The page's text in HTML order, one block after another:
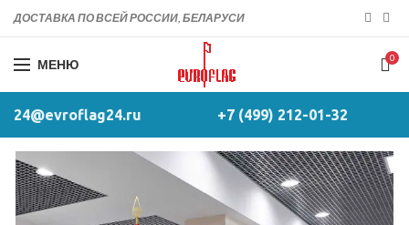
ДОСТАВКА ПО ВСЕЙ РОССИИ, БЕЛАРУСИ
МЕНЮ 0
24@evroflag24.ru +7 (499) 212-01-32